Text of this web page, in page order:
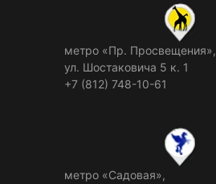
метро «Пр. Просвещения»,
ул. Шостаковича 5 к. 1
+7 (812) 748-10-61
метро «Садовая»,